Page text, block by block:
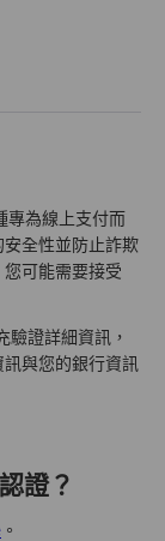
專為線上支付而
全性並防止詐欺
可能需要接受
驗證詳細資訊，
與您的銀行資訊
證？
。